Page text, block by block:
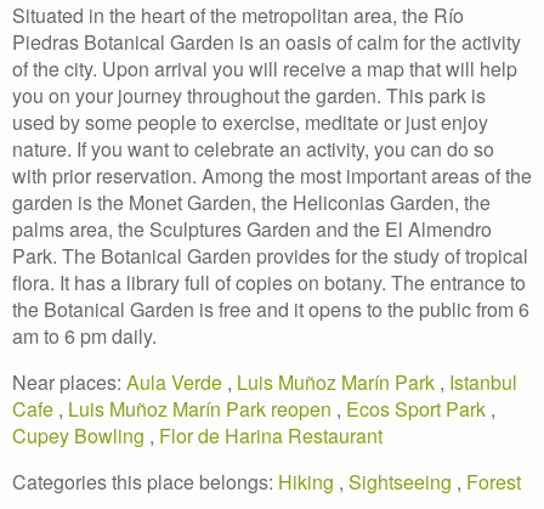
Situated in the heart of the metropolitan area, the Río
Piedras Botanical Garden is an oasis of calm for the activity
of the city. Upon arrival you will receive a map that will help
you on your journey throughout the garden. This park is
used by some people to exercise, meditate or just enjoy
nature. If you want to celebrate an activity, you can do so
with prior reservation. Among the most important areas of the
garden is the Monet Garden, the Heliconias Garden, the
palms area, the Sculptures Garden and the El Almendro
Park. The Botanical Garden provides for the study of tropical
flora. It has a library full of copies on botany. The entrance to
the Botanical Garden is free and it opens to the public from 6
am to 6 pm daily.
Near places: Aula Verde , Luis Muñoz Marín Park , Istanbul
Cafe , Luis Muñoz Marín Park reopen , Ecos Sport Park ,
Cupey Bowling , Flor de Harina Restaurant
Categories this place belongs: Hiking , Sightseeing , Forest